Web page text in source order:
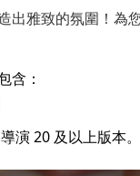
出雅致的氛圍！為
含：
演 20 及以上版本。